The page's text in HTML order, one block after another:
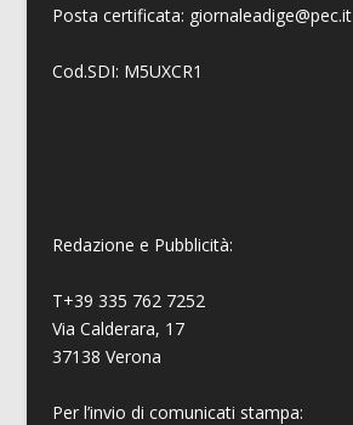
Posta certificata: giornaleadige@pec.it
Cod.SDI: M5UXCR1
Redazione e Pubblicità:
T+39 335 762 7252
Via Calderara, 17
37138 Verona
Per l’invio di comunicati stampa: